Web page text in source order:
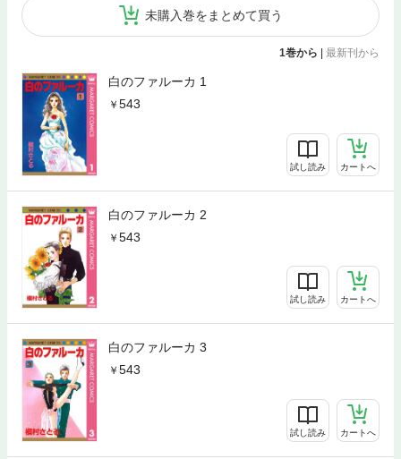
未購入巻をまとめて買う
1巻から 最新刊から
白のファルーカ 1
543
試し読み カートへ
白のファルーカ 2
543
試し読み カートへ
白のファルーカ 3
543
試し読み カートへ